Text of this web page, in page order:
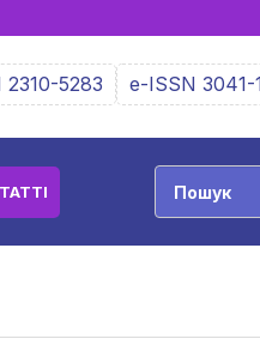
2310-5283 e-ISSN 3041-